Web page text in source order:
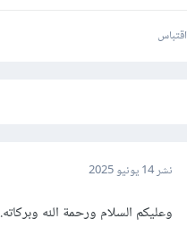
اقتباس
نشر14 يونيو 2025
وعليكم السلام ورحمة الله وبركاته.